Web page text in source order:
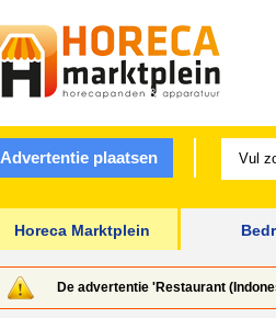
Advertentie plaatsen
Horeca Marktplein
De advertentie 'Restaurant